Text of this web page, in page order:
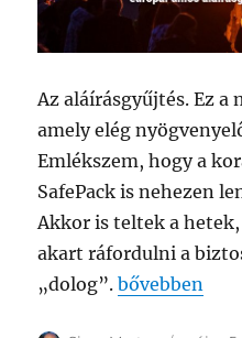
Az aláírásgyűjtés. Ez a
amely elég
Emlékszem, hogy a
SafePack is nehezen
Akkor is teltek a
akart ráfordulni a
„dolog”.bővebben